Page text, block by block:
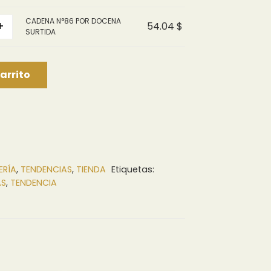
hasta
CADENA N°86 POR DOCENA
SURTIDA
54.04 $
, TENDENCIAS, TIENDA Etiquetas:
, TENDENCIA